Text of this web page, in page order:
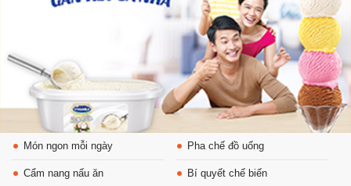
Món ngon mỗi ngày Pha chế đồ uống
Cẩm nang nấu ăn Bí quyết chế biến